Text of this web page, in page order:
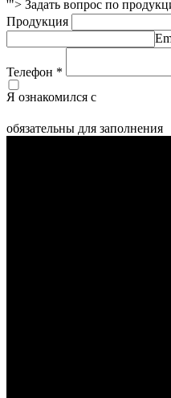
'"> Задать вопрос по
Продукция
Телефон *
Я ознакомился с
обязательны для заполнения